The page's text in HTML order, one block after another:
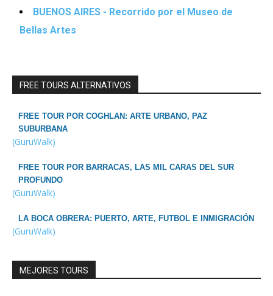
BUENOS AIRES - Recorrido por el Museo de
Bellas Artes
FREE TOURS ALTERNATIVOS
FREE TOUR POR COGHLAN: ARTE URBANO, PAZ
SUBURBANA
(GuruWalk)
FREE TOUR POR BARRACAS, LAS MIL CARAS DEL SUR
PROFUNDO
(GuruWalk)
LA BOCA OBRERA: PUERTO, ARTE, FUTBOL E INMIGRACIÓN
(GuruWalk)
MEJORES TOURS